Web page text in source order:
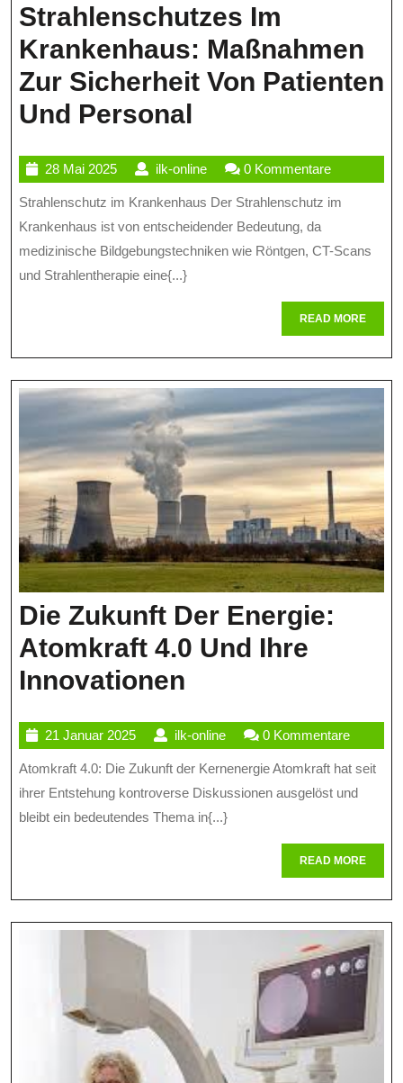
Strahlenschutzes Im
Krankenhaus: Maßnahmen
Zur Sicherheit Von Patienten
Und Personal
Im
Krankenhaus:
Sicherheit
Von
Patienten
Und
Personal
28 Mai 202528
Mai
2025
ilk-onlineilk-
online
0 Kommentare
Strahlenschutz im Krankenhaus Der Strahlenschutz im
Krankenhaus ist von entscheidender Bedeutung, da
medizinische Bildgebungstechniken wie Röntgen, CT-Scans
und Strahlentherapie eine{...}
READ MOREREAD
MORE
Die Zukunft Der Energie:
Atomkraft 4.0 Und Ihre
Innovationen
Der
Energie:
Atomkraft
Ihre
Innovationen
21 Januar 202521
Januar
2025
ilk-onlineilk-
online
0 Kommentare
Atomkraft 4.0: Die Zukunft der Kernenergie Atomkraft hat seit
ihrer Entstehung kontroverse Diskussionen ausgelöst und
bleibt ein bedeutendes Thema in{...}
READ MOREREAD
MORE